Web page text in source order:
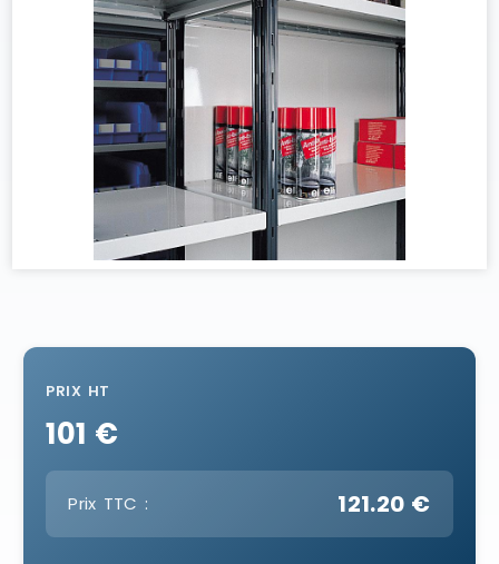
PRIX HT
101 €
Prix TTC : 121.20 €